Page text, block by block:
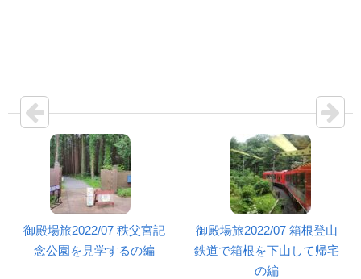
御殿場旅2022/07 秩父宮記
念公園を見学するの編
御殿場旅2022/07 箱根登山
鉄道で箱根を下山して帰宅
の編